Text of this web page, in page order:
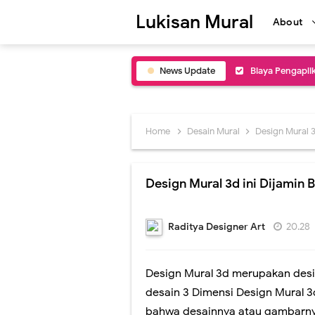
Lukisan Mural About
News Update Biaya
Lukisan Mural
Lukisan Mural
Jasa Buat
Jasa Lukis
Home Desain Mural Design Mural
Design Mural 3d ini Dijamin
Raditya Designer Art 20.28
Design Mural 3d merupakan
desain 3 Dimensi Design Mural
bahwa desainnya atau